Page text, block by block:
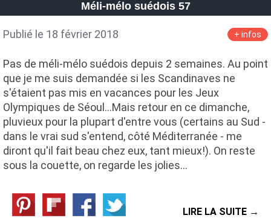
Méli-mélo suédois 57
Publié le 18 février 2018 + infos
Pas de méli-mélo suédois depuis 2 semaines. Au point
que je me suis demandée si les Scandinaves ne
s'étaient pas mis en vacances pour les Jeux
Olympiques de Séoul...Mais retour en ce dimanche,
pluvieux pour la plupart d'entre vous (certains au Sud -
dans le vrai sud s'entend, côté Méditerranée - me
diront qu'il fait beau chez eux, tant mieux!). On reste
sous la couette, on regarde les jolies…
LIRE LA SUITE →